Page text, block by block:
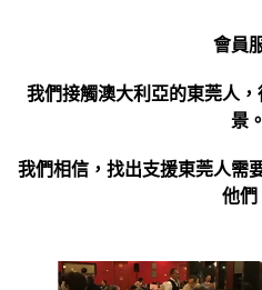
會員
我們接觸澳大利亞的東莞人
景。
我們相信，找出支援東莞人需
他們